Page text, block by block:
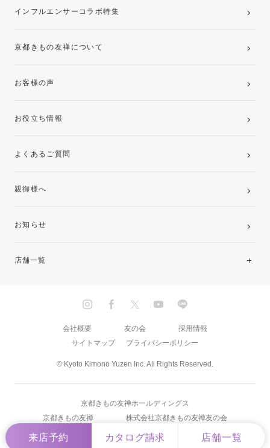
来店予約 カタログ請求 店舗一覧
インフルエンサーコラボ特集
京都きもの友禅について
お客様の声
お役立ち情報
よくあるご質問
親御様へ
お知らせ
店舗一覧
九州
© Kyoto Kimono Yuzen Inc. All Rights Reserved.
会社概要 友の会
採用情報
サイトマップ
プライバシーポリシー
京都きもの友禅ホールディングス
京都きもの友禅
株式会社京都きもの友禅友の会